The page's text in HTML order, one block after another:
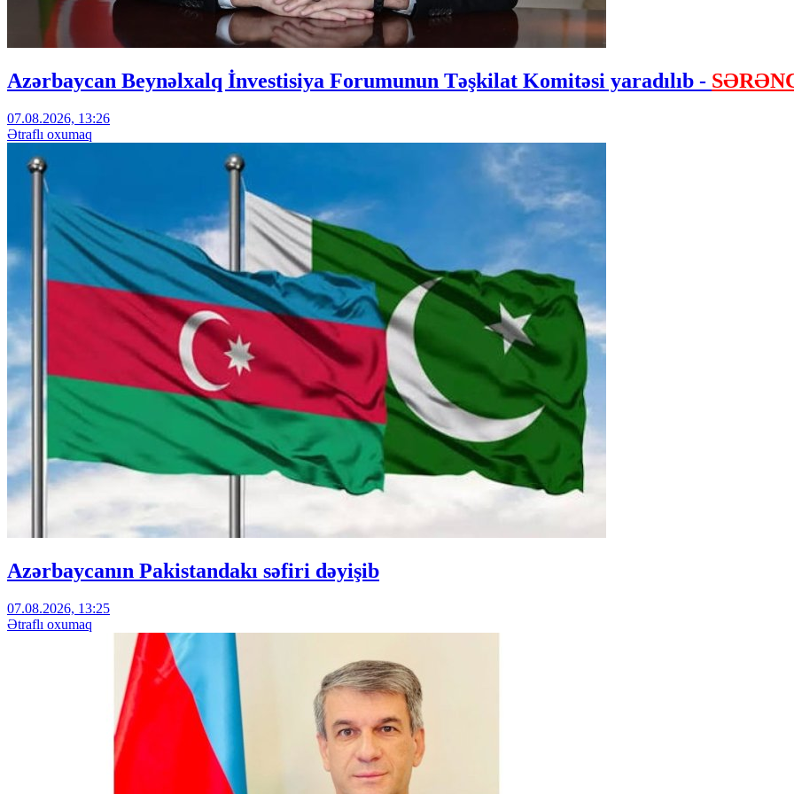
Azərbaycan Beynəlxalq İnvestisiya Forumunun Təşkilat Komitəsi yaradılıb -
07.08.2026, 13:26
Ətraflı oxumaq
Azərbaycanın Pakistandakı səfiri dəyişib
07.08.2026, 13:25
Ətraflı oxumaq